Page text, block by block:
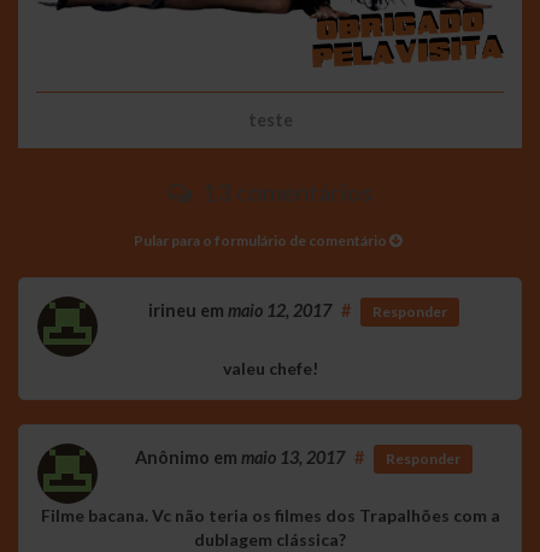
teste
13 comentários
Pular para o formulário de comentário
irineu em maio 12, 2017 # Responder
valeu chefe!
Anônimo em maio 13, 2017 # Responder
Filme bacana. Vc não teria os filmes dos Trapalhões com a
dublagem clássica?